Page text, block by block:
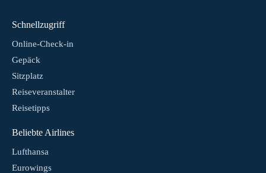
Schnellzugriff
Online-Check-in
Gepäck
Sitzplatz
Reiseveranstalter
Reisetipps
Beliebte Airlines
Lufthansa
Eurowings